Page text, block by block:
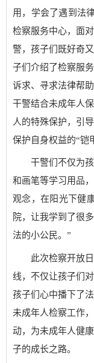
用，学会了遇到法
检察服务中心，面
警，孩子们既好奇
子们介绍了检察服
诉求、寻求法律帮
干警结合未成年人
人的特殊保护，引
保护自身权益的“铠
干警们不仅为
和画笔等学习用品
观念，在阳光下健
院，让我学到了很
法的小公民。”
此次检察开放
线，不仅让孩子们
孩子们心中播下了
未成年人检察工作
动，为未成年人健
子的成长之路。